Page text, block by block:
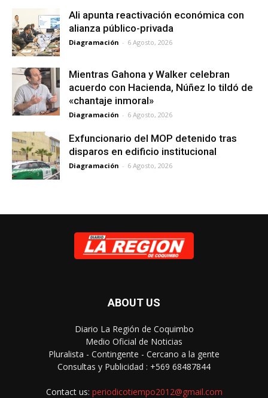
Ali apunta reactivación económica con
alianza público-privada
Diagramación - 6 Agosto, 2026
Mientras Gahona y Walker celebran
acuerdo con Hacienda, Núñez lo tildó de
«chantaje inmoral»
Diagramación - 6 Agosto, 2026
Exfuncionario del MOP detenido tras
disparos en edificio institucional
Diagramación - 6 Agosto, 2026
ABOUT US
Diario La Región de Coquimbo
Medio Oficial de Noticias
Pluralista - Contingente - Cercano a la gente
Consultas y Publicidad : +569 68487844
Contact us: periodicotiempo2012@gmail.com